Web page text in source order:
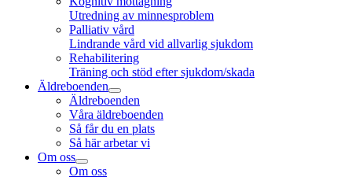
Utredning av minnesproblem
Palliativ vård
Lindrande vård vid allvarlig sjukdom
Rehabilitering
Träning och stöd efter sjukdom/skada
Äldreboenden
Äldreboenden
Våra äldreboenden
Så får du en plats
Så här arbetar vi
Om oss
Om oss